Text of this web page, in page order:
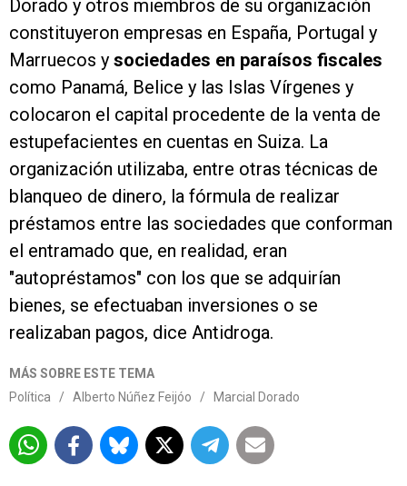
Dorado y otros miembros de su organización
constituyeron empresas en España, Portugal y
Marruecos y sociedades en paraísos fiscales
como Panamá, Belice y las Islas Vírgenes y
colocaron el capital procedente de la venta de
estupefacientes en cuentas en Suiza. La
organización utilizaba, entre otras técnicas de
blanqueo de dinero, la fórmula de realizar
préstamos entre las sociedades que conforman
el entramado que, en realidad, eran
"autopréstamos" con los que se adquirían
bienes, se efectuaban inversiones o se
realizaban pagos, dice Antidroga.
MÁS SOBRE ESTE TEMA
Política
/ Alberto Núñez Feijóo / Marcial Dorado